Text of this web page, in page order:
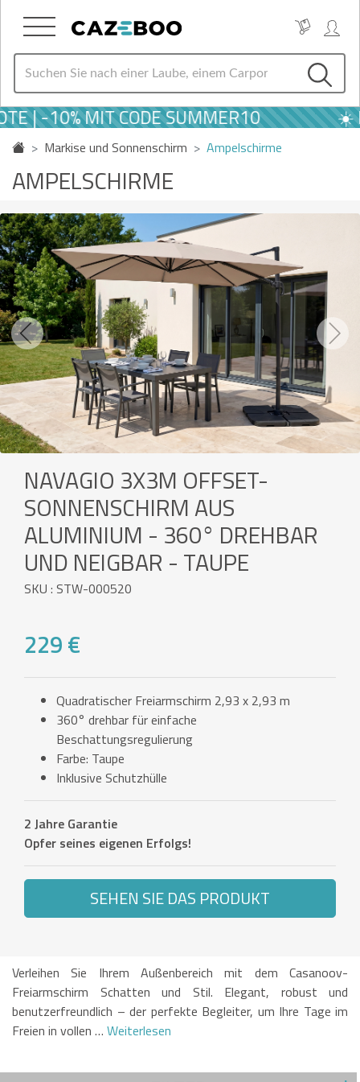
10% MIT CODE SUMMER10 ☀️
Markise und Sonnenschirm Ampelschirme
AMPELSCHIRME
Previous Next
NAVAGIO 3X3M OFFSET-
SONNENSCHIRM AUS
ALUMINIUM - 360° DREHBAR
UND NEIGBAR - TAUPE
SKU : STW-000520
229 €
Quadratischer Freiarmschirm 2,93 x 2,93 m
360° drehbar für einfache
Beschattungsregulierung
Farbe: Taupe
Inklusive Schutzhülle
2 Jahre Garantie
Opfer seines eigenen Erfolgs!
SEHEN SIE DAS PRODUKT
Verleihen Sie Ihrem Außenbereich mit dem Casanoov-
Freiarmschirm Schatten und Stil. Elegant, robust und
benutzerfreundlich – der perfekte Begleiter, um Ihre Tage im
Freien in vollen … Weiterlesen